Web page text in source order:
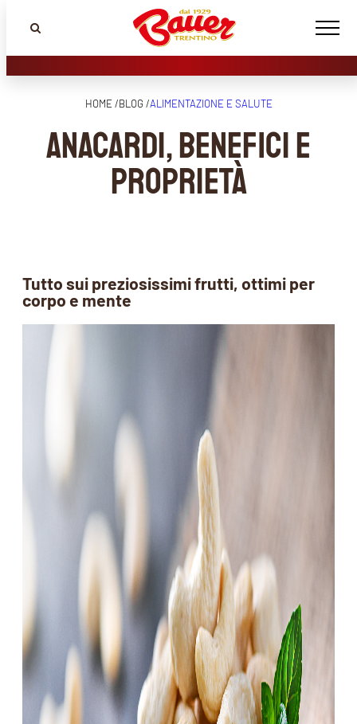
HOME /BLOG /ALIMENTAZIONE E SALUTE
Anacardi, benefici e
proprietà
Tutto sui preziosissimi frutti, ottimi per
corpo e mente